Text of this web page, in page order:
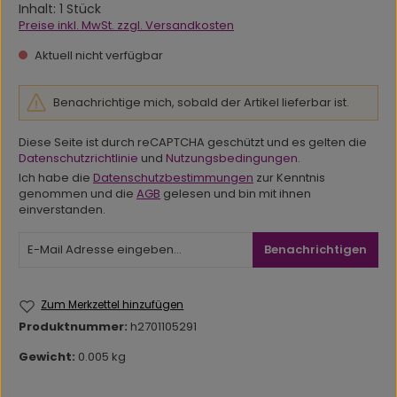
Inhalt: 1 Stück
Preise inkl. MwSt. zzgl. Versandkosten
Aktuell nicht verfügbar
Benachrichtige mich, sobald der Artikel lieferbar ist.
Diese Seite ist durch reCAPTCHA geschützt und es gelten die
Datenschutzrichtlinie und Nutzungsbedingungen.
Ich habe die Datenschutzbestimmungen zur Kenntnis
genommen und die AGB gelesen und bin mit ihnen
einverstanden.
Benachrichtigen
Zum Merkzettel hinzufügen
Produktnummer: h2701105291
Gewicht: 0.005 kg